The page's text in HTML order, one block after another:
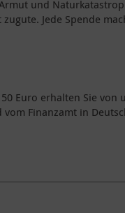
und
Jede Spende
Euro erhalten Sie von
Finanzamt in